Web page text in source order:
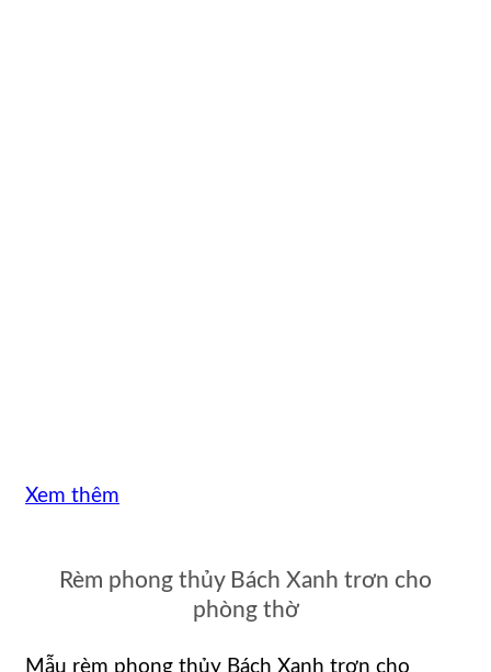
Xem thêm
Rèm phong thủy Bách Xanh trơn cho
phòng thờ
Mẫu rèm phong thủy Bách Xanh trơn cho